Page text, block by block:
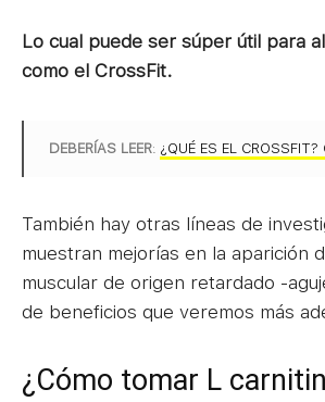
Lo cual puede ser súper útil para
como el CrossFit.
DEBERÍAS LEER: ¿QUÉ ES EL CROSSFIT?
También hay otras líneas de
muestran mejorías en la aparición
muscular de origen retardado -
de beneficios que veremos más
¿Cómo tomar L